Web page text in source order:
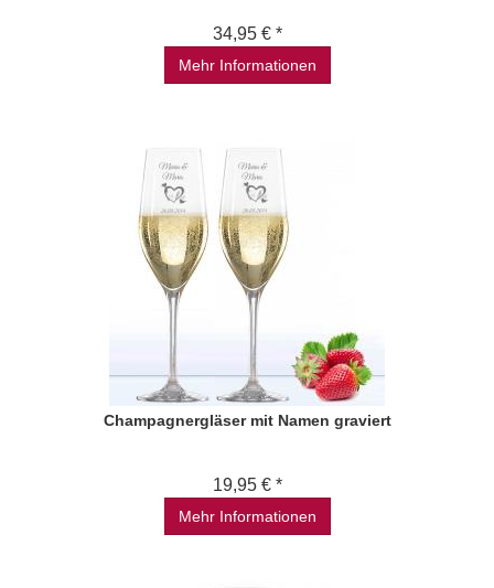
34,95 € *
Mehr Informationen
Champagnergläser mit Namen graviert
19,95 € *
Mehr Informationen